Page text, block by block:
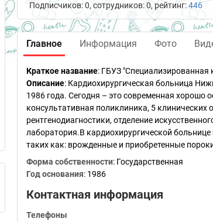
Подписчиков: 0, сотрудников: 0, рейтинг:446
Главное Информация Фото
Краткое название: ГБУЗ "Специализированная
Описание: Кардиохирургическая больница
1986 года. Сегодня – это современная хорошо
консультативная поликлиника, 5 клинических
рентгенодиагностики, отделение
лаборатория.В кардиохирургической
таких как: врожденные и приобретенные
Форма собственности: Государственная
Год основания: 1986
Контактная информация
Телефоны